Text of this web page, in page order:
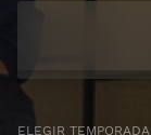
ELEGIR TEMPORADA